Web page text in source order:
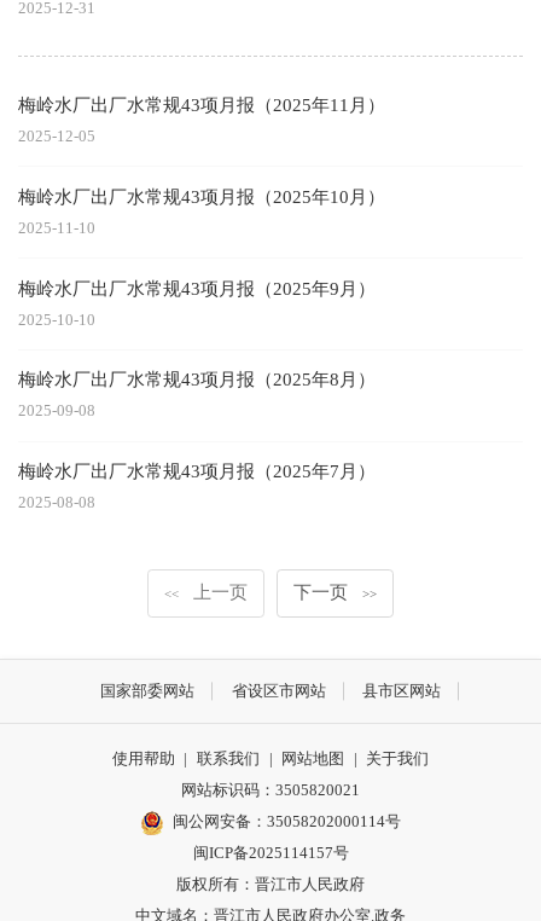
2025-12-31
梅岭水厂出厂水常规43项月报（2025年11月）
2025-12-05
梅岭水厂出厂水常规43项月报（2025年10月）
2025-11-10
梅岭水厂出厂水常规43项月报（2025年9月）
2025-10-10
梅岭水厂出厂水常规43项月报（2025年8月）
2025-09-08
梅岭水厂出厂水常规43项月报（2025年7月）
2025-08-08
<< 上一页 下一页 >>
国家部委网站 省设区市网站 县市区网站
使用帮助 | 联系我们 | 网站地图 | 关于我们
网站标识码：3505820021
闽公网安备：35058202000114号
闽ICP备2025114157号
版权所有：晋江市人民政府
中文域名：晋江市人民政府办公室.政务